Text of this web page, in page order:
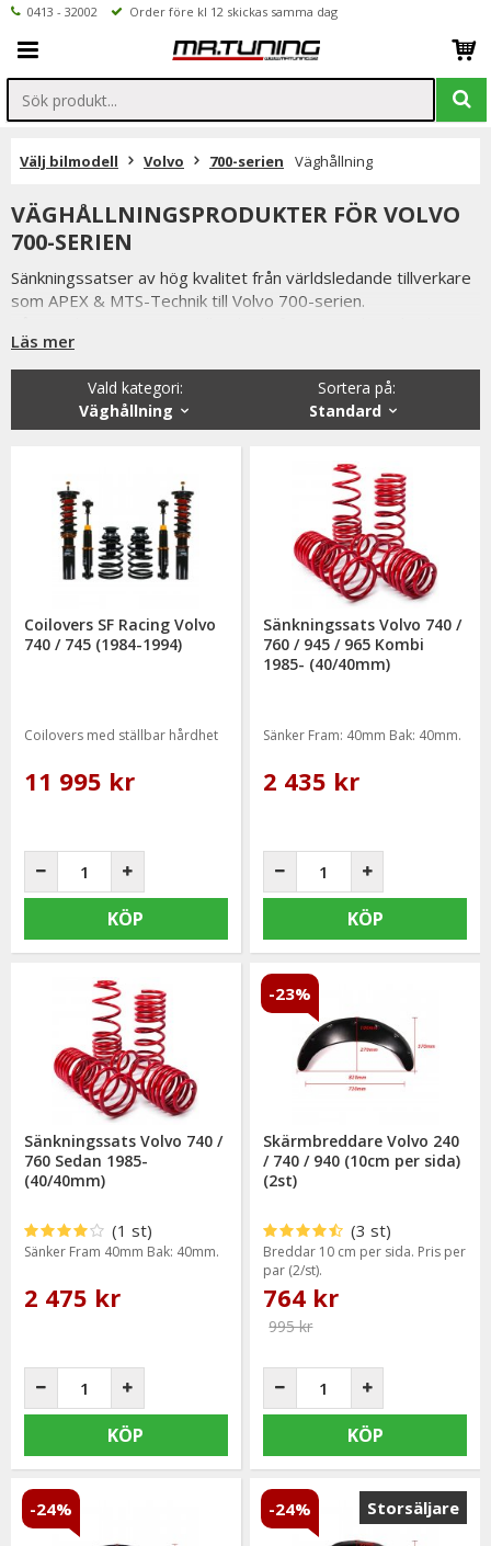
0413 - 32002 Order före kl 12 skickas samma dag
Välj bilmodell Volvo 700-serien Väghållning
VÄGHÅLLNINGSPRODUKTER FÖR VOLVO
700-SERIEN
Sänkningssatser av hög kvalitet från världsledande tillverkare
som APEX & MTS-Technik till Volvo 700-serien.
väghållning men sänkningssatserna ger även din bil ett
personligare & sportigare utseende.
Vi håller alltid konkurrenskraftiga priser utan att tumma på
kvaliteten hos sänkningssatserna & vi strävar alltid efter att
leveranser. Ordrar lagda före kl 12.00 skickas samma dag.
Läs mer
Sortera på:
Standard
Vald kategori:
Väghållning
Coilovers SF Racing Volvo
740 / 745 (1984-1994)
Coilovers med ställbar hårdhet
11 995 kr
KÖP
Sänkningssats Volvo 740 /
760 / 945 / 965 Kombi
1985- (40/40mm)
Sänker Fram: 40mm Bak: 40mm.
2 435 kr
KÖP
Sänkningssats Volvo 740 /
760 Sedan 1985-
(40/40mm)
(1 st)
Sänker Fram 40mm Bak: 40mm.
2 475 kr
KÖP
Skärmbreddare Volvo 240
/ 740 / 940 (10cm per sida)
(2st)
(3 st)
Breddar 10 cm per sida. Pris per
par (2/st).
764 kr
995 kr
-23%
KÖP
-24% Storsäljare
-24%